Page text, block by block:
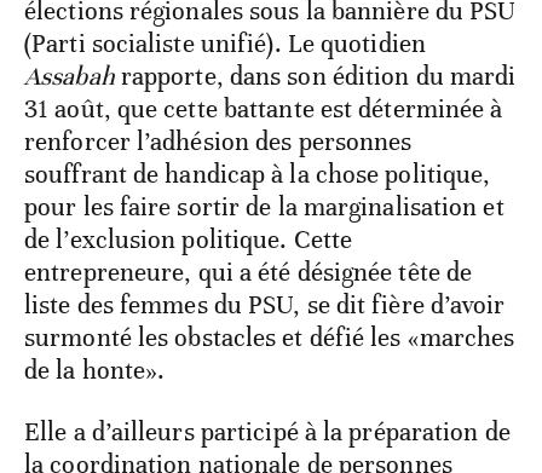
élections régionales sous la bannière du PSU
(Parti socialiste unifié). Le quotidien
Assabahrapporte, dans son édition du mardi
31 août, que cette battante est déterminée à
renforcer l’adhésion des personnes
souffrant de handicap à la chose politique,
pour les faire sortir de la marginalisation et
de l’exclusion politique. Cette
entrepreneure, qui a été désignée tête de
liste des femmes du PSU, se dit fière d’avoir
surmonté les obstacles et défié les «marches
de la honte».
Elle a d’ailleurs participé à la préparation de
la coordination nationale de personnes